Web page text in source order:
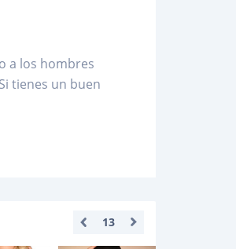
a los hombres
tienes un buen
13